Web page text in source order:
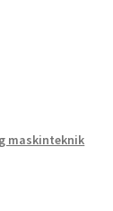
maskinteknik